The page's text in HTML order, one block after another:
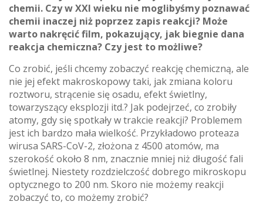
chemii. Czy w XXI wieku nie moglibyśmy poznawać
chemii inaczej niż poprzez zapis reakcji? Może
warto nakręcić film, pokazujący, jak biegnie dana
reakcja chemiczna? Czy jest to możliwe?
Co zrobić, jeśli chcemy zobaczyć reakcję chemiczną, ale
nie jej efekt makroskopowy taki, jak zmiana koloru
roztworu, strącenie się osadu, efekt świetlny,
towarzyszący eksplozji itd.? Jak podejrzeć, co zrobiły
atomy, gdy się spotkały w trakcie reakcji? Problemem
jest ich bardzo mała wielkość. Przykładowo proteaza
wirusa SARS-CoV-2, złożona z 4500 atomów, ma
szerokość około 8 nm, znacznie mniej niż długość fali
świetlnej. Niestety rozdzielczość dobrego mikroskopu
optycznego to 200 nm. Skoro nie możemy reakcji
zobaczyć to, co możemy zrobić?